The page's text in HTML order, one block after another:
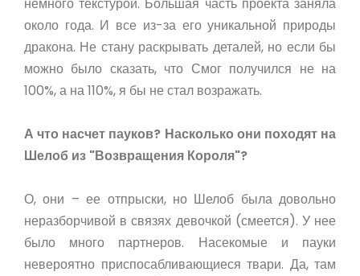
около года. И все из-за его уникальной природы
дракона. Не стану раскрывать деталей, но если бы
можно было сказать, что Смог получился не на
100%, а на 110%, я бы не стал возражать.
А что насчет пауков? Насколько они походят на
Шелоб из "Возвращения Короля"?
О, они – ее отпрыски, но Шелоб была довольно
неразборчивой в связях девочкой (смеется). У нее
было много партнеров. Насекомые и пауки
невероятно приспосабливающиеся твари. Да, там